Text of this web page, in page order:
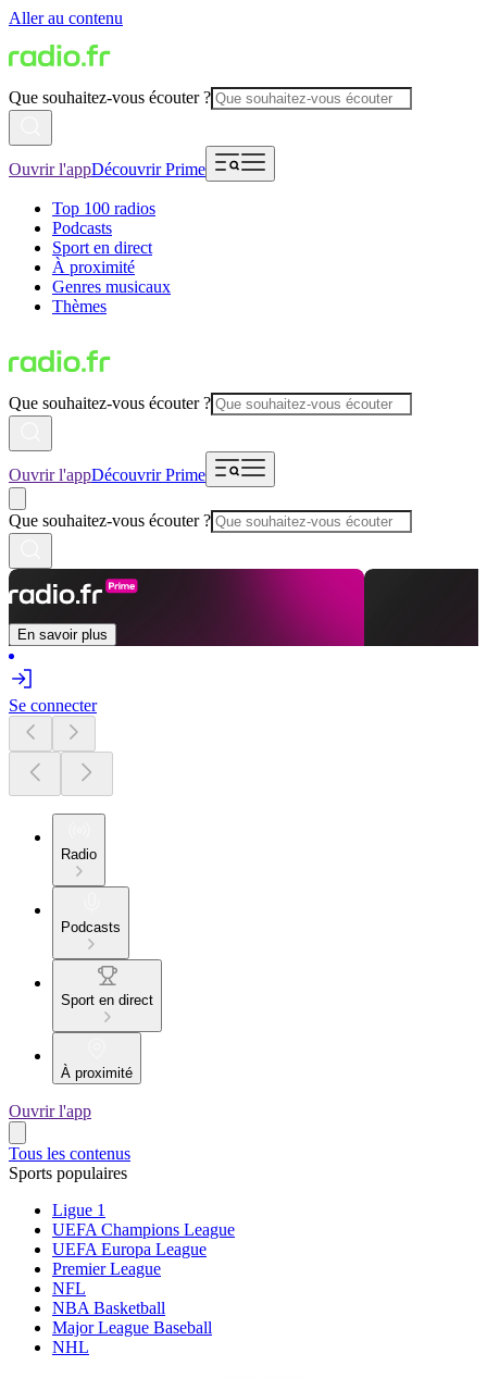
Aller au contenu
Que souhaitez-vous écouter ?
Ouvrir l'appDécouvrir Prime
Top 100 radios
Podcasts
Sport en direct
À proximité
Genres musicaux
Thèmes
Que souhaitez-vous écouter ?
Ouvrir l'appDécouvrir Prime
Que souhaitez-vous écouter ?
En savoir plus
Se connecter
Radio
Podcasts
Sport en direct
À proximité
Ouvrir l'app
Tous les contenus
Sports populaires
Ligue 1
UEFA Champions League
UEFA Europa League
Premier League
NFL
NBA Basketball
Major League Baseball
NHL